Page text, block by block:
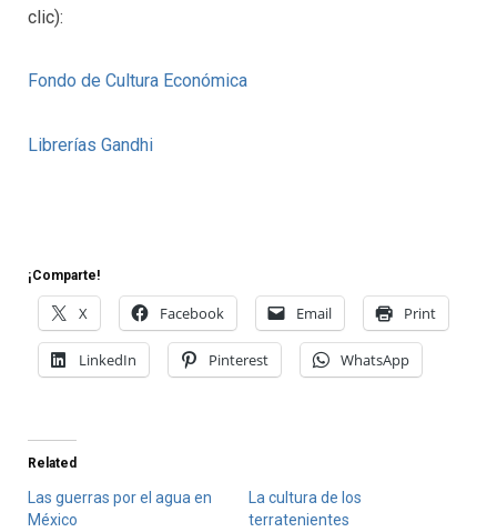
clic):
Fondo de Cultura Económica
Librerías Gandhi
¡Comparte!
X Facebook Email Print
LinkedIn Pinterest WhatsApp
Related
Las guerras por el agua en
México
La cultura de los
terratenientes